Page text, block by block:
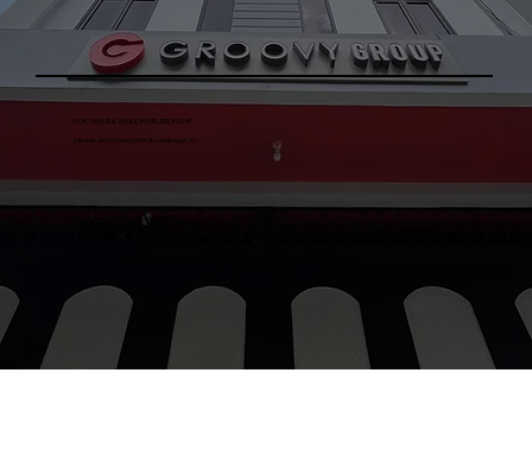
FOR VENUE & VENDOR RELATIONSHIP
please send your price & catalogue to:
procurementgroovygroup@gmail.com